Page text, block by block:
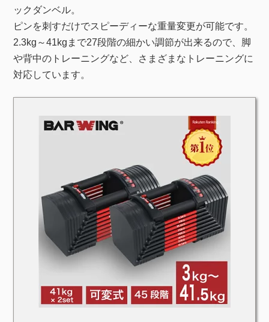
ックダンベル。
ピンを刺すだけでスピーディーな重量変更が可能です。
2.3kg～41kgまで27段階の細かい調節が出来るので、脚
や背中のトレーニングなど、さまざまなトレーニングに
対応しています。